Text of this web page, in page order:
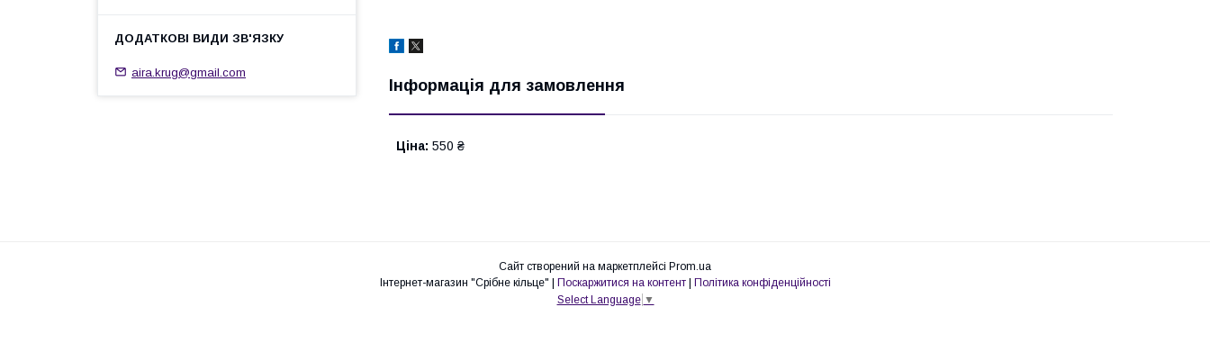
Інформація для замовлення
Ціна: 550 ₴
aira.krug@gmail.com
Сайт створений на маркетплейсі Prom.ua
Інтернет-магазин "Срібне кільце" | Поскаржитися на контент | Політика конфіденційності
Select Language ▼